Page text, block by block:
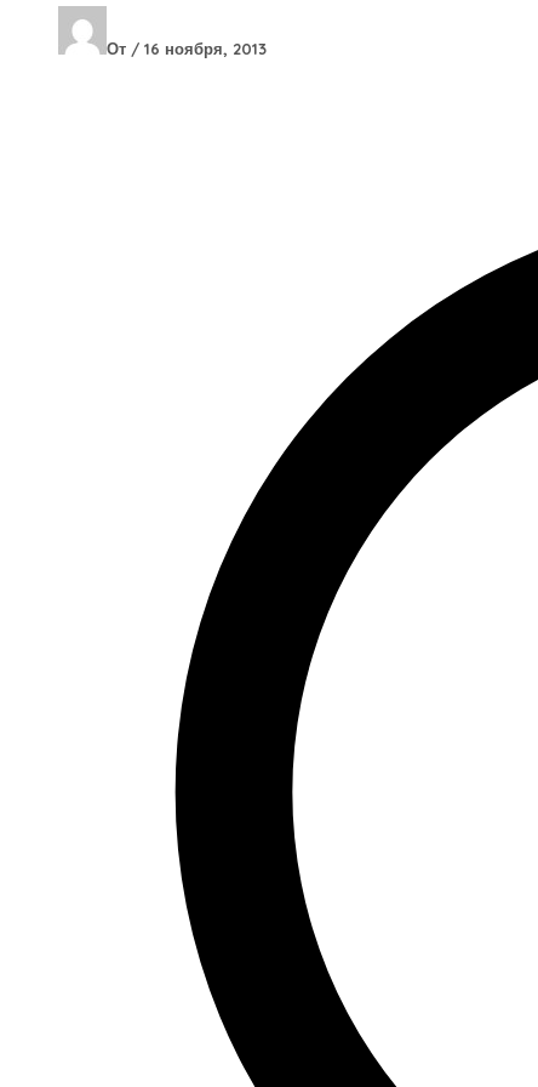
От / 16 ноября, 2013